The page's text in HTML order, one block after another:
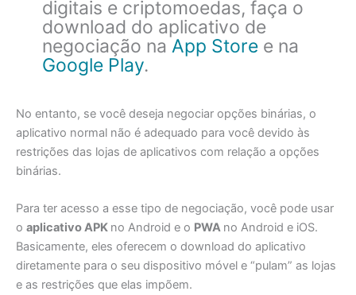
digitais e criptomoedas, faça o
download do aplicativo de
negociação na App Storee na
Google Play.
No entanto, se você deseja negociar opções binárias, o
aplicativo normal não é adequado para você devido às
restrições das lojas de aplicativos com relação a opções
binárias.
Para ter acesso a esse tipo de negociação, você pode usar
o aplicativo APK no Android e o PWA no Android e iOS.
Basicamente, eles oferecem o download do aplicativo
diretamente para o seu dispositivo móvel e “pulam” as lojas
e as restrições que elas impõem.